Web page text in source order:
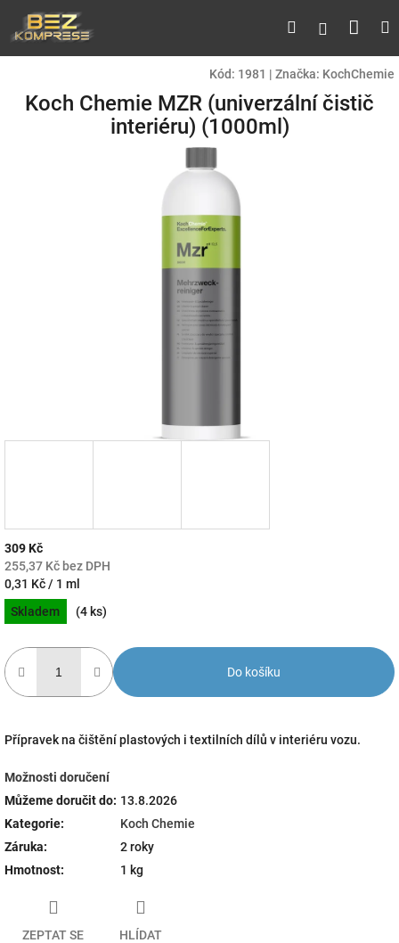
obsah
HledatPřihlášení
Kód: 1981 | Značka: KochChemie
Koch Chemie MZR (univerzální čistič
interiéru) (1000ml)
309 Kč
255,37 Kč bez DPH
Měrná
cena:
0,31 Kč / 1 ml
Skladem
(4 ks)
Do košíku
Přípravek na čištění plastových i textilních dílů v interiéru vozu.
Možnosti doručení
Můžeme doručit do: 13.8.2026
Kategorie:
Koch Chemie
Záruka:
2 roky
Hmotnost: 1 kg
ZEPTAT SE HLÍDAT